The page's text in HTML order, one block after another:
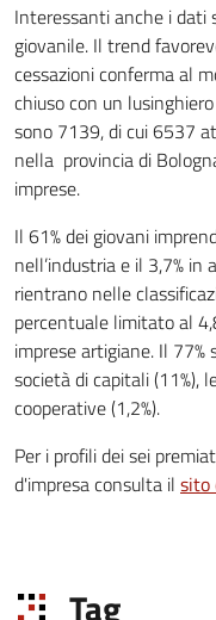
Interessanti anche i dati
giovanile. Il trend
cessazioni conferma al
chiuso con un
sono 7139, di cui 6537
nella provincia di
imprese.
Il 61% dei giovani
nell’industria e il 3,7%
rientrano nelle
percentuale limitato al
imprese artigiane. Il
società di capitali (11%),
cooperative (1,2%).
Per i profili dei sei
d'impresa consulta il sito
Tag